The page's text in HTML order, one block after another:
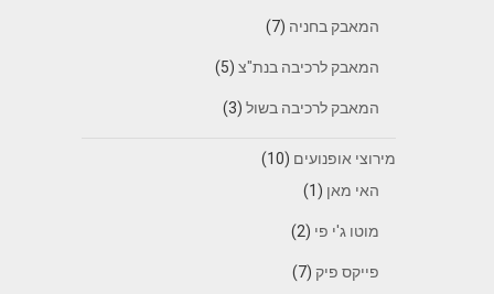
המאבק בחניה (7)
המאבק לרכיבה בנת"צ(5)
המאבק לרכיבה בשול(3)
מירוצי אופנועים (10)
האי מאן (1)
מוטו ג'י פי (2)
פייקס פיק (7)